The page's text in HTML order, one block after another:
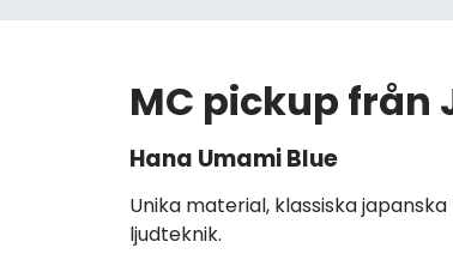
MC pickup från
Hana Umami Blue
Unika material, klassiska
ljudteknik.